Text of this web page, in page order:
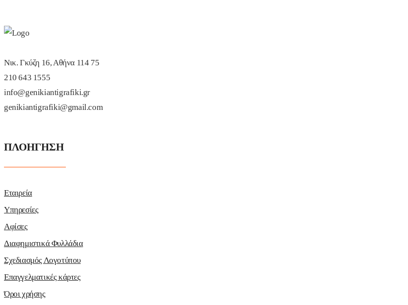
Νικ. Γκύζη 16, Αθήνα 114 75
210 643 1555
info@genikiantigrafiki.gr
genikiantigrafiki@gmail.com
ΠΛΟΗΓΗΣΗ
Εταιρεία
Υπηρεσίες
Αφίσες
Διαφημιστικά Φυλλάδια
Σχεδιασμός Λογοτύπου
Επαγγελματικές κάρτες
Όροι χρήσης